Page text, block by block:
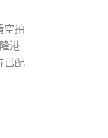
空拍
港
已配